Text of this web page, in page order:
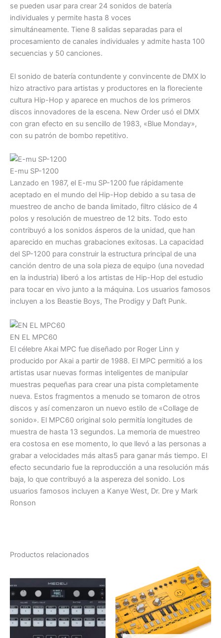
se pueden usar para crear 24 sonidos de batería
individuales y permite hasta 8 voces
simultáneamente. Tiene 8 salidas separadas para el
procesamiento de canales individuales y admite hasta 100
secuencias y 50 canciones.
El sonido de batería contundente y convincente de DMX lo
hizo atractivo para artistas y productores en la floreciente
cultura Hip-Hop y aparece en muchos de los primeros
discos innovadores de la escena. New Order usó el DMX
con gran efecto en su sencillo de 1983, «Blue Monday»,
con su patrón de bombo repetitivo.
E-mu SP-1200
Lanzado en 1987, el E-mu SP-1200 fue rápidamente
aceptado en el mundo del Hip-Hop debido a su tasa de
muestreo de ancho de banda limitado, filtro clásico de 4
polos y resolución de muestreo de 12 bits. Todo esto
contribuyó a los sonidos ásperos de la unidad, que han
aparecido en muchas grabaciones exitosas. La capacidad
del SP-1200 para construir la estructura principal de una
canción dentro de una sola pieza de equipo (una novedad
en la industria) liberó a los artistas de Hip-Hop del estudio
para tocar en vivo junto a la máquina. Los usuarios famosos
incluyen a los Beastie Boys, The Prodigy y Daft Punk.
EN EL MPC60
El célebre Akai MPC fue diseñado por Roger Linn y
producido por Akai a partir de 1988. El MPC permitió a los
artistas usar nuevas formas inteligentes de manipular
muestras pequeñas para crear una pista completamente
nueva. Estos fragmentos a menudo se tomaron de otros
discos y así comenzaron un nuevo estilo de «Collage de
sonido». El MPC60 original solo permitía longitudes de
muestra de hasta 13 segundos. La memoria de muestreo
era costosa en ese momento, lo que llevó a las personas a
grabar a velocidades más altas5 para ganar más tiempo. El
efecto secundario fue la reproducción a una resolución más
baja, lo que contribuyó a la aspereza del sonido. Los
usuarios famosos incluyen a Kanye West, Dr. Dre y Mark
Ronson
Productos relacionados